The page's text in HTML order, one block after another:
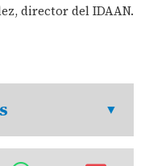
director del IDAAN.